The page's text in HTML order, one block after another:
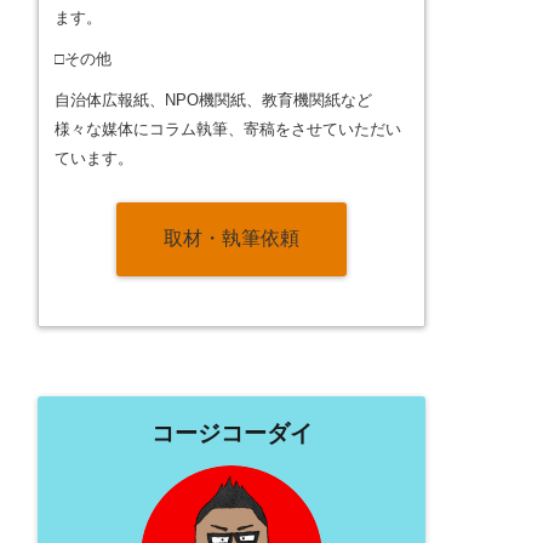
ます。
□その他
自治体広報紙、NPO機関紙、教育機関紙など
様々な媒体にコラム執筆、寄稿をさせていただい
ています。
取材・執筆依頼
コージコーダイ